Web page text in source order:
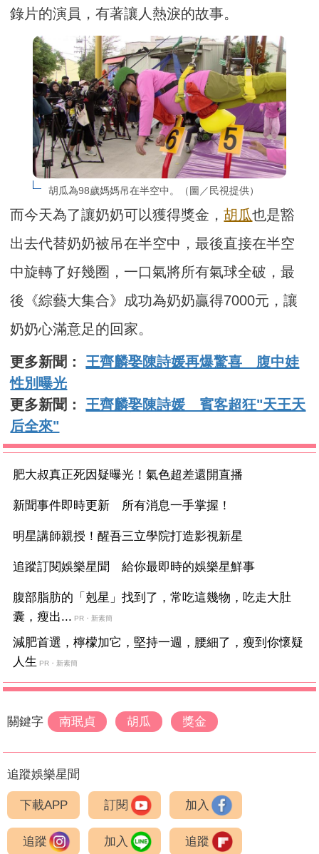
錄片的演員，有著讓人熱淚的故事。
胡瓜為98歲媽媽吊在半空中。（圖／民視提供）
而今天為了讓奶奶可以獲得獎金，胡瓜也是豁
出去代替奶奶被吊在半空中，最後直接在半空
中旋轉了好幾圈，一口氣將所有氣球全破，最
後《綜藝大集合》成功為奶奶贏得7000元，讓
奶奶心滿意足的回家。
更多新聞： 王齊麟娶陳詩媛再爆驚喜 腹中娃
性別曝光
更多新聞： 王齊麟娶陳詩媛 賓客超狂"天王天
后全來"
肥大叔真正死因疑曝光！氣色超差還開直播
新聞事件即時更新 所有消息一手掌握！
明星講師親授！醒吾三立學院打造影視新星
追蹤訂閱娛樂星聞 給你最即時的娛樂星鮮事
腹部脂肪的「剋星」找到了，常吃這幾物，吃走大肚
囊，瘦出... PR・新素簡
減肥首選，檸檬加它，堅持一週，腰細了，瘦到你懷疑
人生 PR・新素簡
關鍵字 南珉貞 胡瓜 獎金
追蹤娛樂星聞
下載APP 訂閱 加入
追蹤 加入 追蹤